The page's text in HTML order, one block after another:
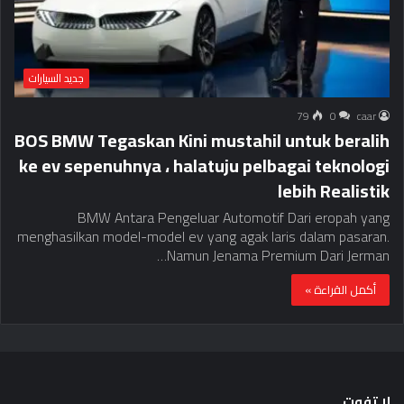
جديد السيارات
caar
0
79
BOS BMW Tegaskan Kini mustahil untuk beralih
ke ev sepenuhnya ، halatuju pelbagai teknologi
lebih Realistik
BMW Antara Pengeluar Automotif Dari eropah yang
menghasilkan model-model ev yang agak laris dalam pasaran.
Namun Jenama Premium Dari Jerman…
أكمل القراءة »